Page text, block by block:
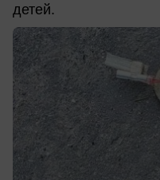
детей.